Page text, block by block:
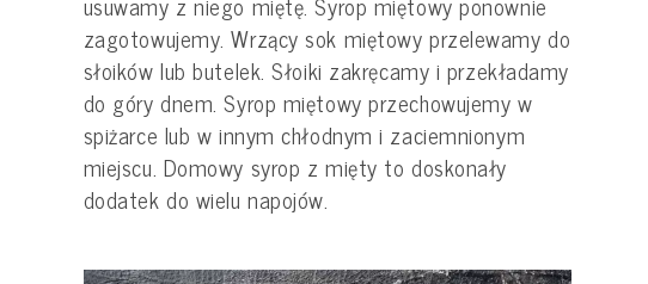
zagotowujemy. Wrzący sok miętowy przelewamy do
słoików lub butelek. Słoiki zakręcamy i przekładamy
do góry dnem. Syrop miętowy przechowujemy w
spiżarce lub w innym chłodnym i zaciemnionym
miejscu. Domowy syrop z mięty to doskonały
dodatek do wielu napojów.